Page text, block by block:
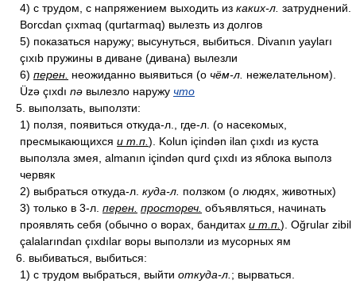
4) с трудом, с напряжением выходить из каких-л. затруднений.
Borcdan çıxmaq (qurtarmaq) вылезть из долгов
5) показаться наружу; высунуться, выбиться. Divanın yayları
çıxıb пружины в диване (дивана) вылезли
6) перен. неожиданно выявиться (о чём-л. нежелательном).
Üzə çıxdı nə вылезло наружу что
5. выползать, выползти:
1) ползя, появиться откуда-л., где-л. (о насекомых,
пресмыкающихся и т.п. ). Kolun içindən ilan çıxdı из куста
выползла змея, almanın içindən qurd çıxdı из яблока выполз
червяк
2) выбраться откуда-л. куда-л. ползком (о людях, животных)
3) только в 3-л. перен. простореч. объявляться, начинать
проявлять себя (обычно о ворах, бандитах и т.п. ). Oğrular zibil
çalalarından çıxdılar воры выползли из мусорных ям
6. выбиваться, выбиться:
1) с трудом выбраться, выйти откуда-л. ; вырваться.